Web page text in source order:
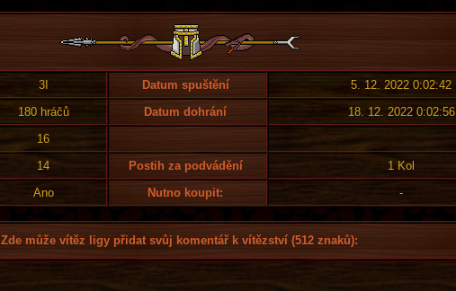
3I Datum spuštění
5. 12. 2022 0:02:42
180 hráčů Datum dohrání
18. 12. 2022 0:02:56
16
14 Postih za podvádění
1 Kol
Ano Nutno koupit: -
Zde může vítěz ligy přidat svůj komentář k vítězství (512 znaků):